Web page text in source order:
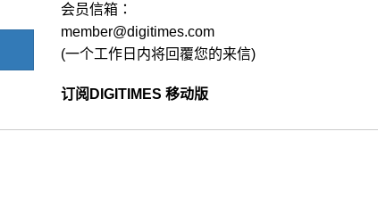
会员信箱：
member@digitimes.com
(一个工作日内将回覆您的来信)
订阅DIGITIMES 移动版